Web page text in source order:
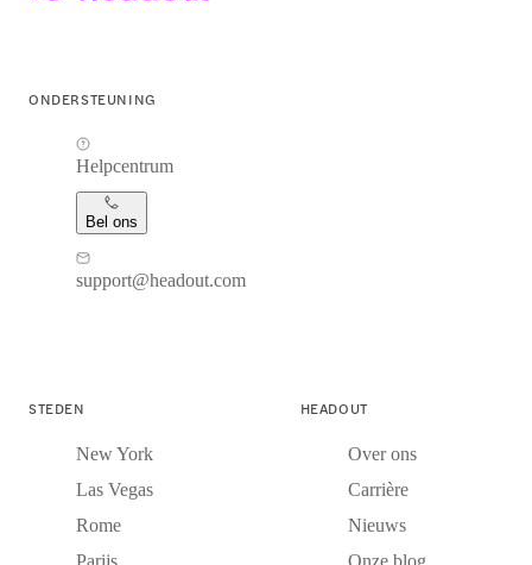
ONDERSTEUNING
Helpcentrum
Bel ons
support@headout.com
STEDEN
New York
Las Vegas
Rome
Parijs
HEADOUT
Over ons
Carrière
Nieuws
Onze blog